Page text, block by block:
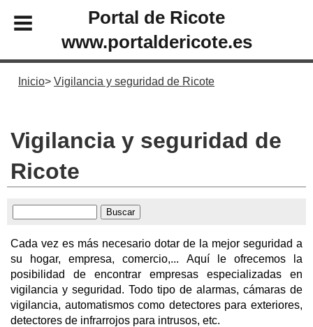
Portal de Ricote
www.portaldericote.es
Inicio Vigilancia y seguridad de Ricote
Vigilancia y seguridad de
Ricote
Cada vez es más necesario dotar de la mejor seguridad a
su hogar, empresa, comercio,... Aquí le ofrecemos la
posibilidad de encontrar empresas especializadas en
vigilancia y seguridad. Todo tipo de alarmas, cámaras de
vigilancia, automatismos como detectores para exteriores,
detectores de infrarrojos para intrusos, etc.